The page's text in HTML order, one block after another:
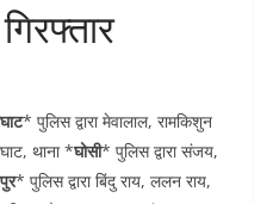
* पुलिस द्वारा मेवालाल, रामकिशुन
थाना *घोसी* पुलिस द्वारा संजय,
* पुलिस द्वारा बिंदु राय, ललन राय,